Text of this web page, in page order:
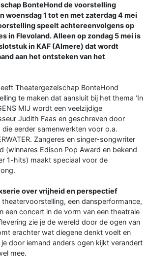
BonteHond de voorstelling
woensdag 1 tot en met zaterdag 4 mei
speelt achtereenvolgens op
in Flevoland. Alleen op zondag 5 mei is
in KAF (Almere) dat wordt
aan het ontsteken van het
Theatergezelschap BonteHond
te maken dat aansluit bij het thema ‘In
MIJ wordt een veelzijdige
Judith Faas en geschreven door
die eerder samenwerkten voor o.a.
Zangeres en singer-songwriter
(winnares Edison Pop Award en bekend
1-hits) maakt speciaal voor de
over vrijheid en perspectief
theatervoorstelling, een dansperformance,
een concert in de vorm van een theatrale
zie je de wereld door de ogen van
erachter wat diegene denkt voelt en
door iemand anders ogen kijkt verandert
mee.